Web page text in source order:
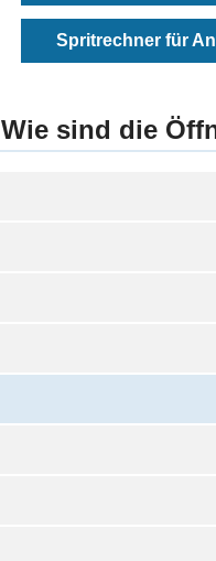
Spritrechner für
Wie sind die